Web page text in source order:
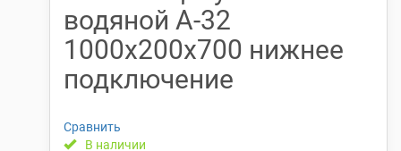
водяной А-32
1000х200х700 нижнее
подключение
Сравнить
В наличии